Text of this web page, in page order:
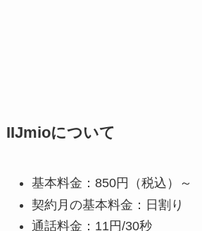
IIJmioについて
基本料金：850円（税込）～
契約月の基本料金：日割り
通話料金：11円/30秒